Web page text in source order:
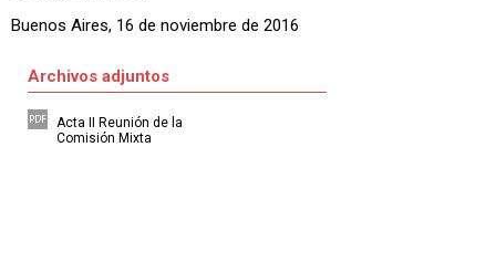
Buenos Aires, 16 de noviembre de 2016
Archivos adjuntos
Acta II Reunión de la
Comisión Mixta